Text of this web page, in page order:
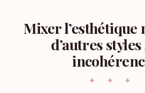
Mixer l’esthétique
d’autres styles